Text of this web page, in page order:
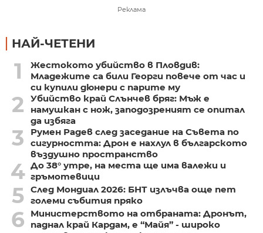
Реклама
НАЙ-ЧЕТЕНИ
1
Жестокото убийство в Пловдив:
Младежите са били Георги повече от час и
си купили дюнери с парите му
2
Убийство край Слънчев бряг: Мъж е
намушкан с нож, заподозреният се опитал
да избяга
3
Румен Радев след заседание на Съвета по
сигурността: Дрон е нахлул в българското
въздушно пространство
4 До 38° утре, на места ще има валежи и
гръмотевици
5 След Мондиал 2026: БНТ излъчва още пет
големи събития пряко
6
Министерството на отбраната: Дронът,
паднал край Кардам, е “Майя” - широко